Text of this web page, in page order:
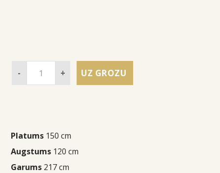
- + UZ GROZU
Platums 150 cm
Augstums 120 cm
Garums 217 cm